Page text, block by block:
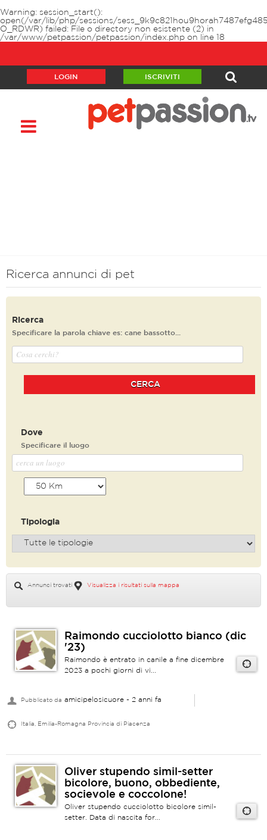
Warning: session_start():
open(/var/lib/php/sessions/
O_RDWR) failed: File o directory non esistente (2) in
/var/www/petpassion/petpassion/index.php on line 18
LOGIN ISCRIVITI
Ricerca annunci di pet
Ricerca
Specificare la parola chiave es: cane bassotto...
CERCA
Dove
Specificare il luogo
Tipologia
Annunci trovati Visualizza i risultati sulla mappa
Raimondo cucciolotto bianco (dic
'23)
Raimondo è entrato in canile a fine dicembre
2023 a pochi giorni di vi...
Pubblicato da amicipelosicuore - 2 anni fa
Italia, Emilia-Romagna Provincia di Piacenza
Oliver stupendo simil-setter
bicolore, buono, obbediente,
socievole e coccolone!
Oliver stupendo cucciolotto bicolore simil-
setter. Data di nascita for...